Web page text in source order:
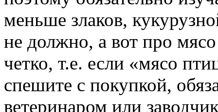
меньше злаков,
не должно, а вот про
четко, т.е. если «мясо
спешите с покупкой,
ветеринаром или